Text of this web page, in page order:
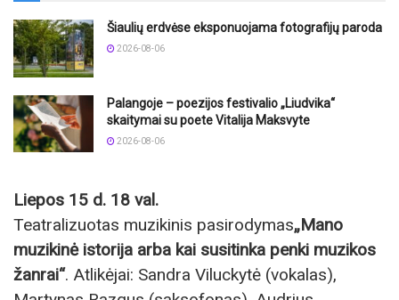
Šiaulių erdvėse eksponuojama fotografijų paroda
2026-08-06
Palangoje – poezijos festivalio „Liudvika“
skaitymai su poete Vitalija Maksvyte
2026-08-06
Liepos 15 d. 18 val.
Teatralizuotas muzikinis pasirodymas„Mano
muzikinė istorija arba kai susitinka penki muzikos
žanrai“. Atlikėjai: Sandra Viluckytė (vokalas),